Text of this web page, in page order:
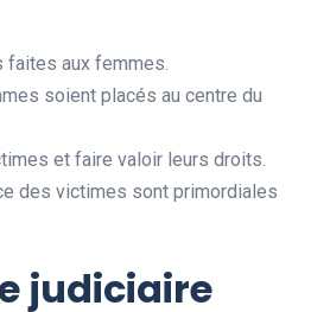
faites aux femmes.
soient placés au centre du
et faire valoir leurs droits.
des victimes sont primordiales
judiciaire